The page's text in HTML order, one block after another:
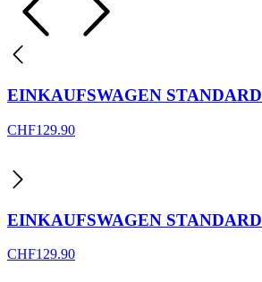
EINKAUFSWAGEN STANDARD
CHF129.90
EINKAUFSWAGEN STANDARD
CHF129.90